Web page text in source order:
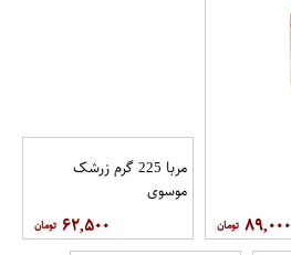
۸۹,۰۰۰
مربا 225 گرم زرشک
موسوي
۶۲,۵۰۰